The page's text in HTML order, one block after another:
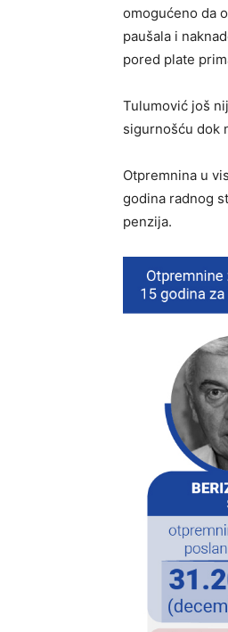
omogućeno da
paušala i
pored plate
Tulumović još
sigurnošću dok
Otpremnina u
godina radnog
penzija.